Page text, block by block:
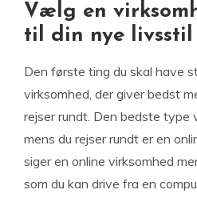
Vælg en
til din nye livsstil
Den første ting du skal have
virksomhed, der giver bedst
rejser rundt. Den bedste type
mens du rejser rundt er en
siger en online virksomhed
som du kan drive fra en